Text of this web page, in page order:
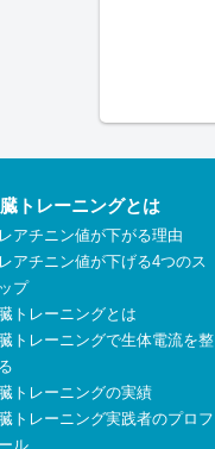
トレーニングとは
アチニン値が下がる理由
アチニン値が下げる4つのス
プ
トレーニングとは
トレーニングで生体電流を整
トレーニングの実績
トレーニング実践者のプロフ
ル